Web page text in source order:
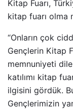
Kitap Fuarı,
kitap fuarı olma
“Onların çok
Gençlerin Kitap
memnuniyeti
katılımı kitap
ilgisini gördük.
Gençlerimizin